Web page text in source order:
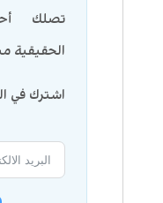
تصلك
الحقيقية
اشترك في